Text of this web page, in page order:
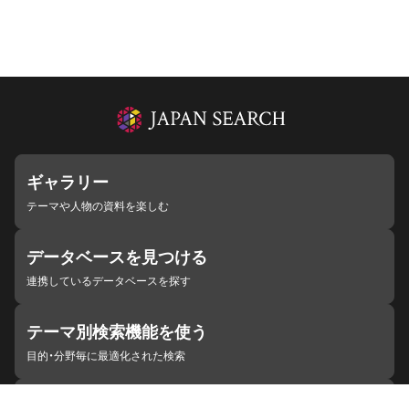
ギャラリー
テーマや人物の資料を楽しむ
データベースを見つける
連携しているデータベースを探す
テーマ別検索機能を使う
目的・分野毎に最適化された検索